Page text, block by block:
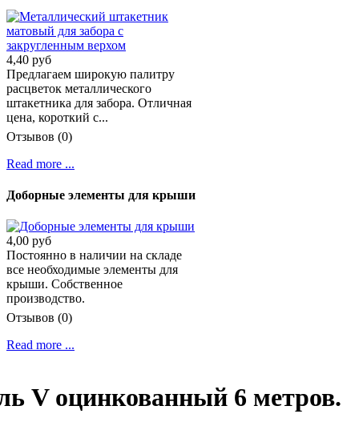
4,40 руб
Предлагаем широкую палитру
расцветок металлического
штакетника для забора. Отличная
цена, короткий с...
Отзывов (0)
Read more ...
Доборные элементы для крыши
4,00 руб
Постоянно в наличии на складе
все необходимые элементы для
крыши. Собственное
производство.
Отзывов (0)
Read more ...
V оцинкованный 6 метров.